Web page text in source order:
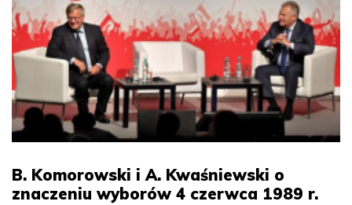
B. Komorowski i A. Kwaśniewski o
znaczeniu wyborów 4 czerwca 1989 r.